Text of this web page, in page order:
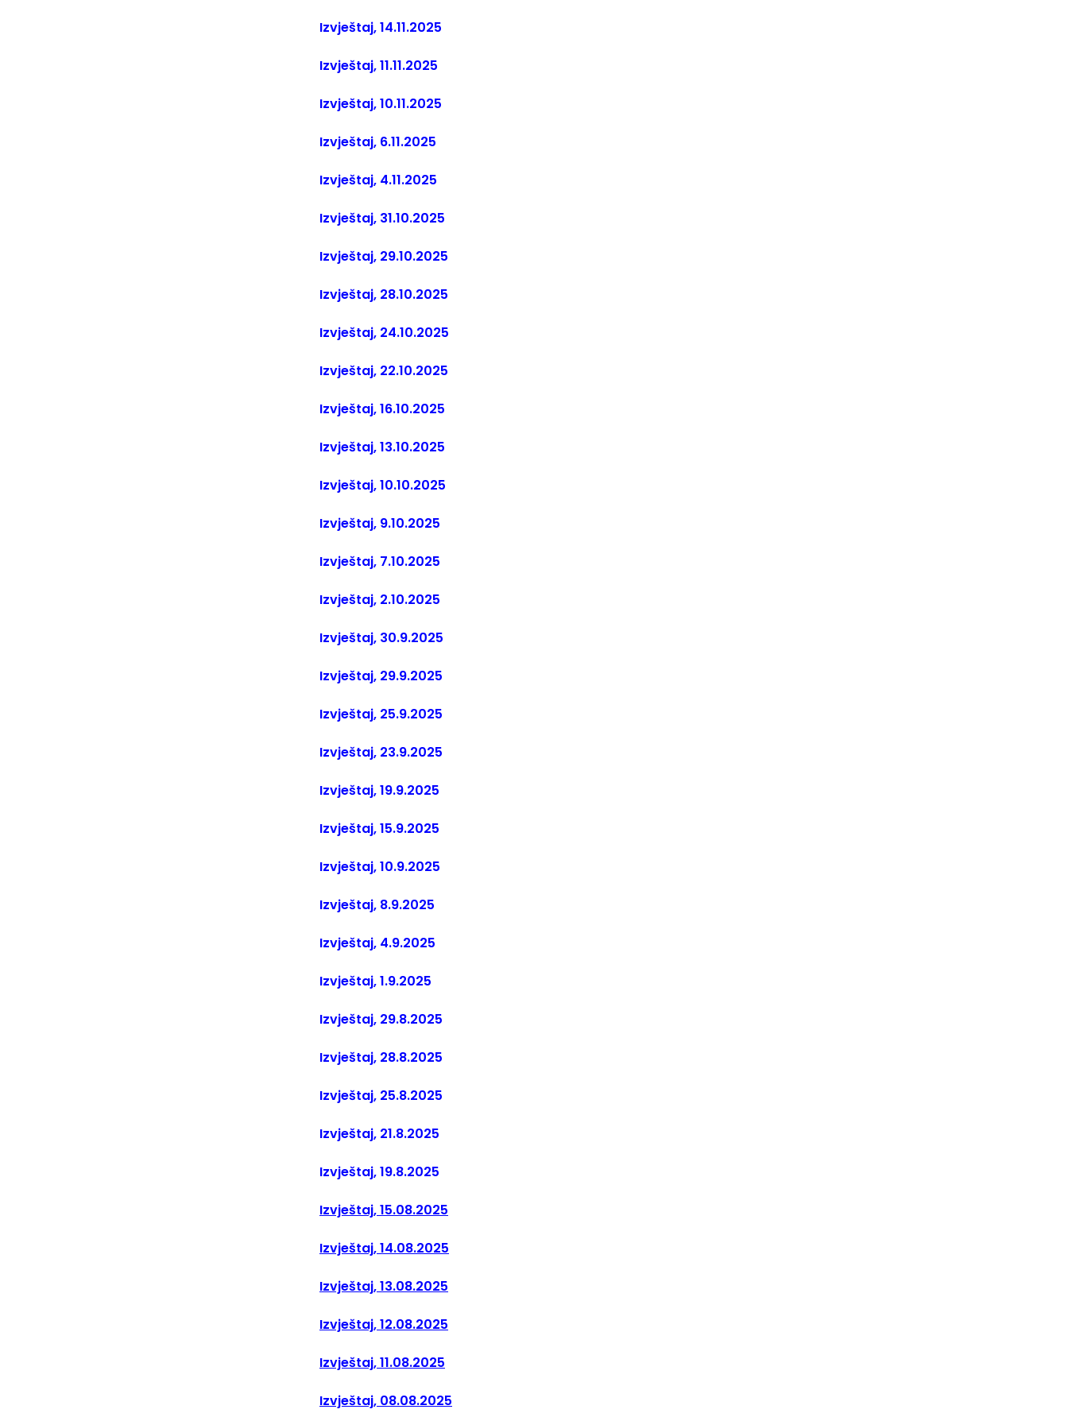
Izvještaj, 14.11.2025
Izvještaj, 11.11.2025
Izvještaj, 10.11.2025
Izvještaj, 6.11.2025
Izvještaj, 4.11.2025
Izvještaj, 31.10.2025
Izvještaj, 29.10.2025
Izvještaj, 28.10.2025
Izvještaj, 24.10.2025
Izvještaj, 22.10.2025
Izvještaj, 16.10.2025
Izvještaj, 13.10.2025
Izvještaj, 10.10.2025
Izvještaj, 9.10.2025
Izvještaj, 7.10.2025
Izvještaj, 2.10.2025
Izvještaj, 30.9.2025
Izvještaj, 29.9.2025
Izvještaj, 25.9.2025
Izvještaj, 23.9.2025
Izvještaj, 19.9.2025
Izvještaj, 15.9.2025
Izvještaj, 10.9.2025
Izvještaj, 8.9.2025
Izvještaj, 4.9.2025
Izvještaj, 1.9.2025
Izvještaj, 29.8.2025
Izvještaj, 28.8.2025
Izvještaj, 25.8.2025
Izvještaj, 21.8.2025
Izvještaj, 19.8.2025
Izvještaj, 15.08.2025
Izvještaj, 14.08.2025
Izvještaj, 13.08.2025
Izvještaj, 12.08.2025
Izvještaj, 11.08.2025
Izvještaj, 08.08.2025